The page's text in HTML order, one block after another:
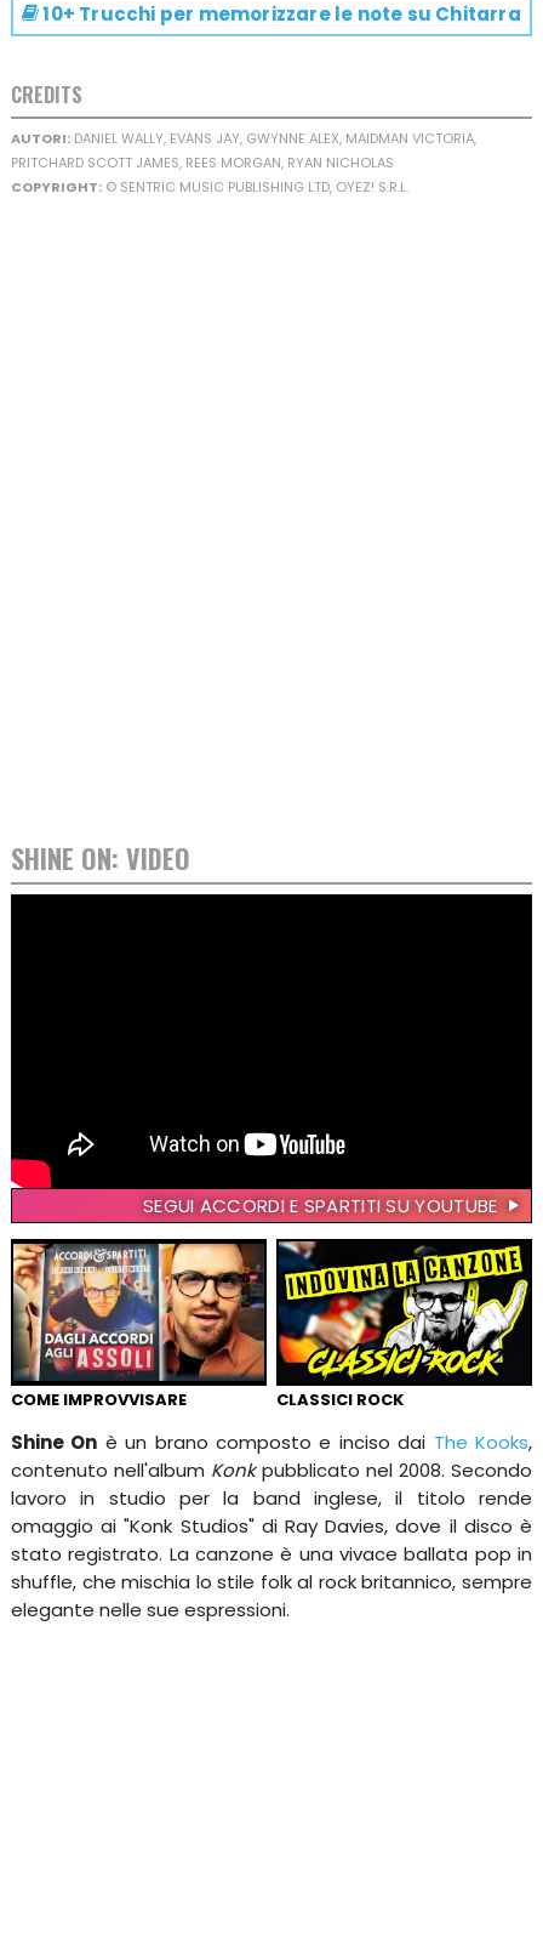
10+ Trucchi per memorizzare le note su Chitarra
CREDITS
AUTORI:DANIEL WALLY, EVANS JAY, GWYNNE ALEX, MAIDMAN VICTORIA,
PRITCHARD SCOTT JAMES, REES MORGAN, RYAN NICHOLAS
COPYRIGHT:© SENTRIC MUSIC PUBLISHING LTD, OYEZ! S.R.L.
SHINE ON: VIDEO
SEGUI ACCORDI E SPARTITI SU YOUTUBE
COME IMPROVVISARE CLASSICI ROCK
Shine On è un brano composto e inciso dai The Kooks,
contenuto nell'album Konkpubblicato nel 2008. Secondo
lavoro in studio per la band inglese, il titolo rende
omaggio ai "Konk Studios" di Ray Davies, dove il disco è
stato registrato. La canzone è una vivace ballata pop in
shuffle, che mischia lo stile folk al rock britannico, sempre
elegante nelle sue espressioni.